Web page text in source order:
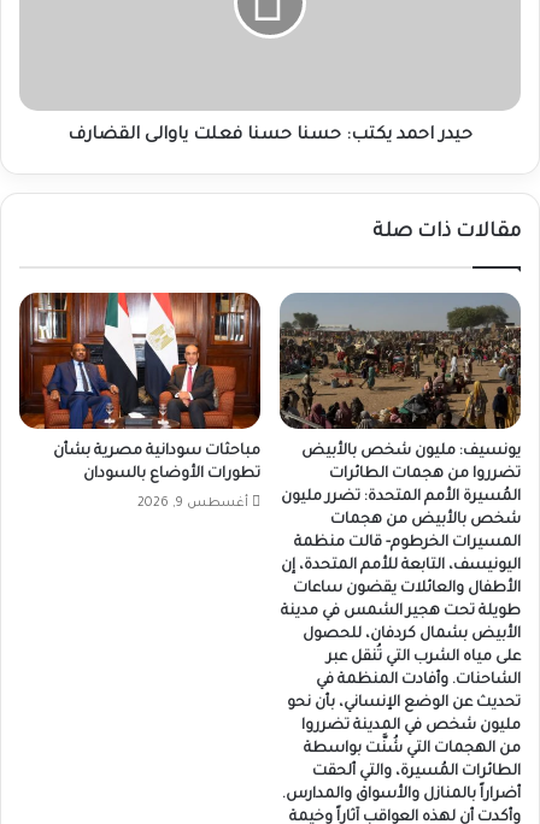
حيدر احمد يكتب: حسنا حسنا فعلت ياوالى القضارف
مقالات ذات صلة
يونسيف: مليون شخص بالأبيض
تضرروا من هجمات الطائرات
المُسيرة الأمم المتحدة: تضرر مليون
شخص بالأبيض من هجمات
المسيرات الخرطوم- قالت منظمة
اليونيسف، التابعة للأمم المتحدة، إن
الأطفال والعائلات يقضون ساعات
طويلة تحت هجير الشمس في مدينة
الأبيض بشمال كردفان، للحصول
على مياه الشرب التي تُنقل عبر
الشاحنات. وأفادت المنظمة في
تحديث عن الوضع الإنساني، بأن نحو
مليون شخص في المدينة تضرروا
من الهجمات التي شُنَّت بواسطة
الطائرات المُسيرة، والتي ألحقت
أضراراً بالمنازل والأسواق والمدارس.
وأكدت أن لهذه العواقب آثاراً وخيمة
مباحثات سودانية مصرية بشأن
تطورات الأوضاع بالسودان
أغسطس 9, 2026